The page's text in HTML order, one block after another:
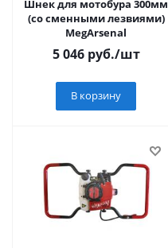
Шнек для мотобура 300мм
(со сменными лезвиями)
MegArsenal
5 046руб./шт
В корзину